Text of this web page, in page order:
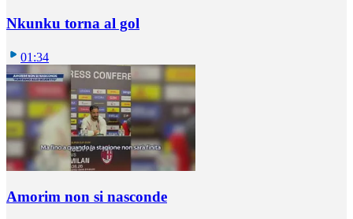
Nkunku torna al gol
01:34
Amorim non si nasconde